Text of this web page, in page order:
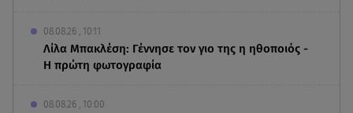
08.08.26 , 10:11
Λίλα Μπακλέση: Γέννησε τον γιο της η ηθοποιός -
Η πρώτη φωτογραφία
08.08.26 , 10:00